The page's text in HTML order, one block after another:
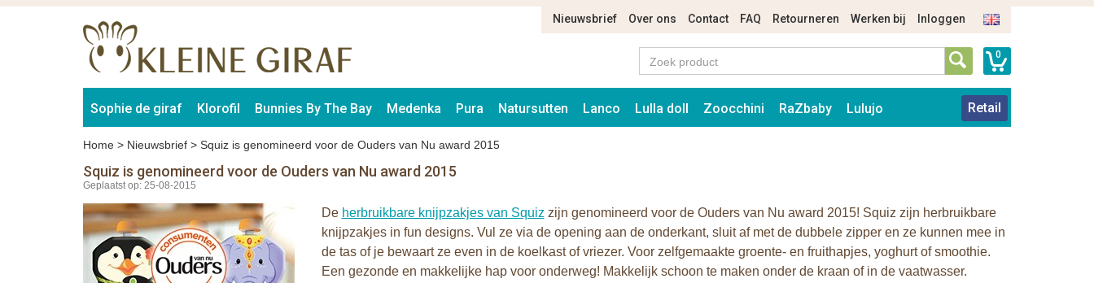
Nieuwsbrief Over ons Contact FAQ Retourneren Werken bij Inloggen
0
Sophie de giraf Klorofil Bunnies By The Bay Medenka Pura Natursutten Lanco Lulla doll Zoocchini RaZbaby Lulujo Retail
Home > Nieuwsbrief > Squiz is genomineerd voor de Ouders van Nu award 2015
Squiz is genomineerd voor de Ouders van Nu award 2015
Geplaatst op: 25-08-2015
De herbruikbare knijpzakjes van Squiz zijn genomineerd voor de Ouders van Nu award 2015! Squiz zijn herbruikbare
knijpzakjes in fun designs. Vul ze via de opening aan de onderkant, sluit af met de dubbele zipper en ze kunnen mee in
de tas of je bewaart ze even in de koelkast of vriezer. Voor zelfgemaakte groente- en fruithapjes, yoghurt of smoothie.
Een gezonde en makkelijke hap voor onderweg! Makkelijk schoon te maken onder de kraan of in de vaatwasser.